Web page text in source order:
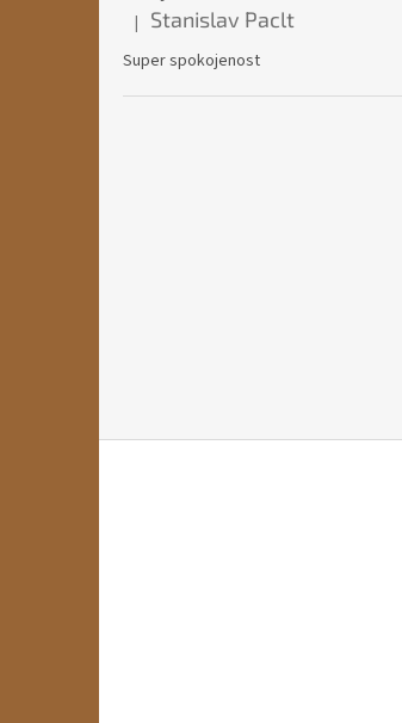
Hodnocení produktu je 5 z 5 hvězdiček.
| Stanislav Paclt
Super spokojenost